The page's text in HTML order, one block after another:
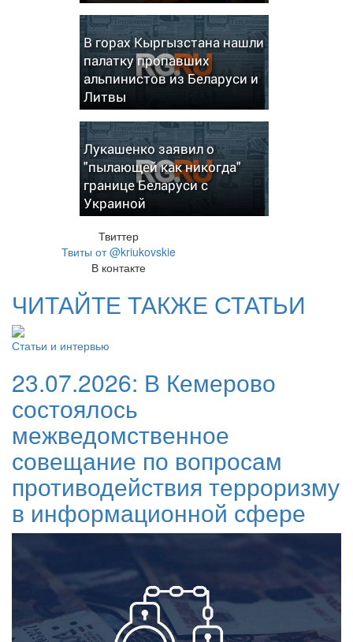
В горах Кыргызстана нашли
палатку пропавших
альпинистов из Беларуси и
Литвы
Лукашенко заявил о
"пылающей как никогда"
границе Беларуси с
Украиной
Твиттер
Твиты от @kriukovskie
В контакте
ЧИТАЙТЕ ТАКЖЕ СТАТЬИ
Статьи и интервью
23.07.2026: В Кемерово
состоялось
межведомственное
совещание по вопросам
противодействия терроризму
в информационной сфере